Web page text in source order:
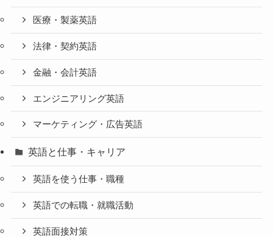
医療・製薬英語
法律・契約英語
金融・会計英語
エンジニアリング英語
マーケティング・広告英語
英語と仕事・キャリア
英語を使う仕事・職種
英語での転職・就職活動
英語面接対策